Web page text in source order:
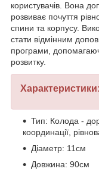
користувачів. Вона
розвиває почуття
спини та корпусу.
стати відмінним
програми,
розвитку.
Характеристики:
Тип: Колода -
координації,
Діаметр: 11см
Довжина: 90см